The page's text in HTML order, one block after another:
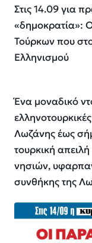
Στις 14.09 για
«δημοκρατία»:
Τούρκων που
Ελληνισμού
Ένα μοναδικό
Λωζάνης έως
τουρκική
νησιών,
συνθήκης της